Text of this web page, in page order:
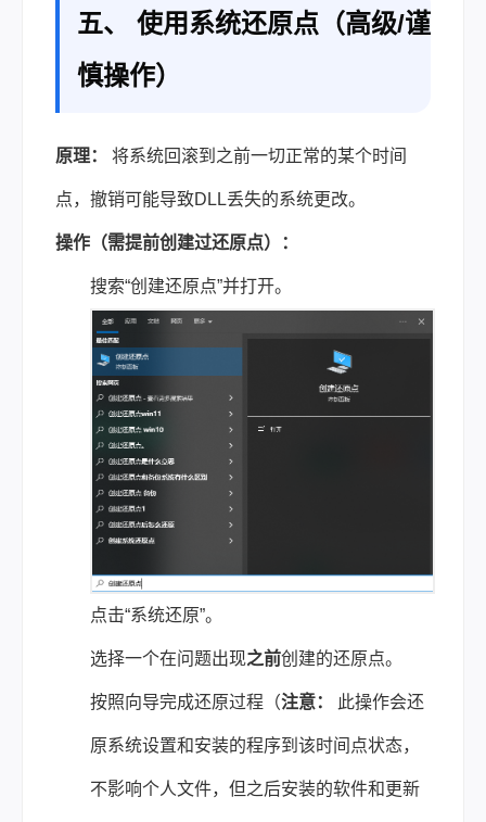
五、 使用系统还原点（高级/谨
慎操作）
原理： 将系统回滚到之前一切正常的某个时间
点，撤销可能导致DLL丢失的系统更改。
操作（需提前创建过还原点）：
搜索“创建还原点”并打开。
点击“系统还原”。
选择一个在问题出现之前创建的还原点。
按照向导完成还原过程（注意： 此操作会还
原系统设置和安装的程序到该时间点状态，
不影响个人文件，但之后安装的软件和更新